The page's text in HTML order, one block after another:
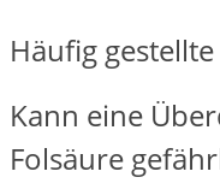
Häufig gestellte
Kann eine
Folsäure